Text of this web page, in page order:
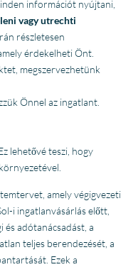
információt nyújtani,
vagy utrechti
részletesen
érdekelheti Önt.
megszervezhetünk
Önnel az ingatlant.
lehetővé teszi, hogy
amely végigvezeti
i ingatlanvásárlás előtt,
és adótanácsadást, a
teljes berendezését, a
Ezek a